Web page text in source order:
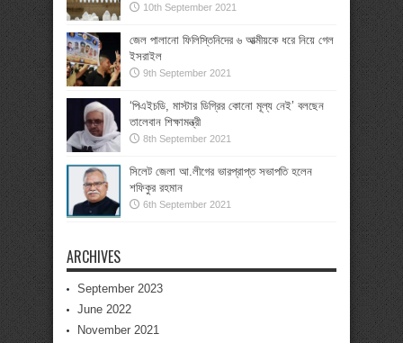
10th September 2021
জেল পালানো ফিলিস্তিনিদের ৬ আত্মীয়কে ধরে নিয়ে গেল
ইসরাইল
9th September 2021
‘পিএইচডি, মাস্টার ডিগ্রির কোনো মূল্য নেই’ বলছেন
তালেবান শিক্ষামন্ত্রী
8th September 2021
সিলেট জেলা আ.লীগের ভারপ্রাপ্ত সভাপতি হলেন
শফিকুর রহমান
6th September 2021
ARCHIVES
September 2023
June 2022
November 2021